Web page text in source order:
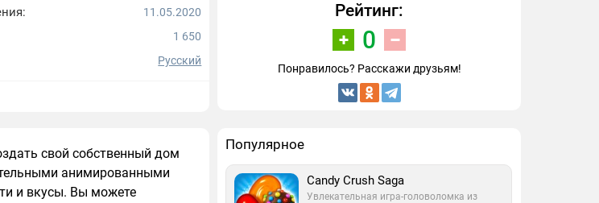
11.05.2020
1 650
Русский
Рейтинг:
0
Понравилось? Расскажи друзьям!
свой собственный дом
анимированными
и вкусы. Вы можете
Популярное
Candy Crush Saga
Увлекательная игра-головоломка из